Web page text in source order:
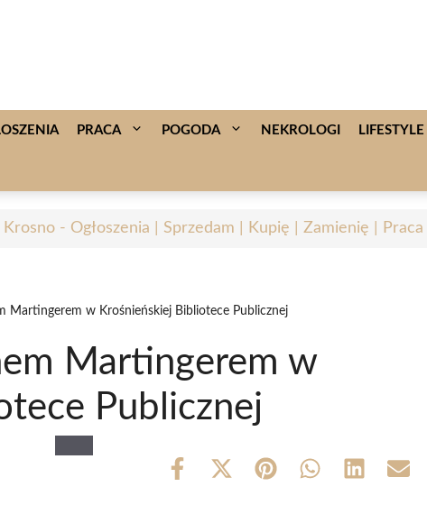
PRACA POGODA NEKROLOGI LIFESTYLE
Krosno - Ogłoszenia | Sprzedam | Kupię | Zamienię | Praca
Martingerem w Krośnieńskiej Bibliotece Publicznej
Martingerem w
Publicznej
Share
Share Share Share Share Share